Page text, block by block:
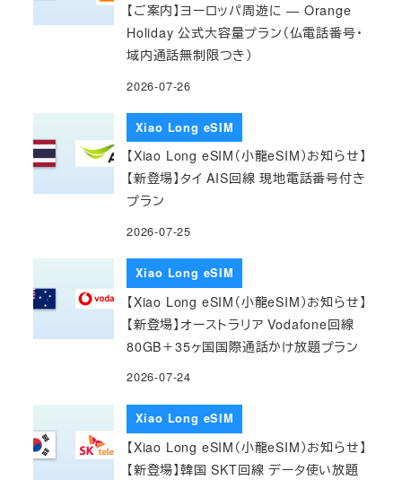
【ご案内】ヨーロッパ周遊に — Orange
Holiday 公式大容量プラン（仏電話番号・
域内通話無制限つき）
2026-07-26
Xiao Long eSIM
【Xiao Long eSIM（小龍eSIM）お知らせ】
【新登場】タイ AIS回線 現地電話番号付き
プラン
2026-07-25
Xiao Long eSIM
【Xiao Long eSIM（小龍eSIM）お知らせ】
【新登場】オーストラリア Vodafone回線
80GB＋35ヶ国国際通話かけ放題プラン
2026-07-24
Xiao Long eSIM
【Xiao Long eSIM（小龍eSIM）お知らせ】
【新登場】韓国 SKT回線 データ使い放題